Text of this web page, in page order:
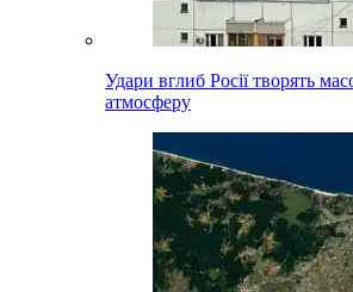
Удари вглиб Росії творять
атмосферу